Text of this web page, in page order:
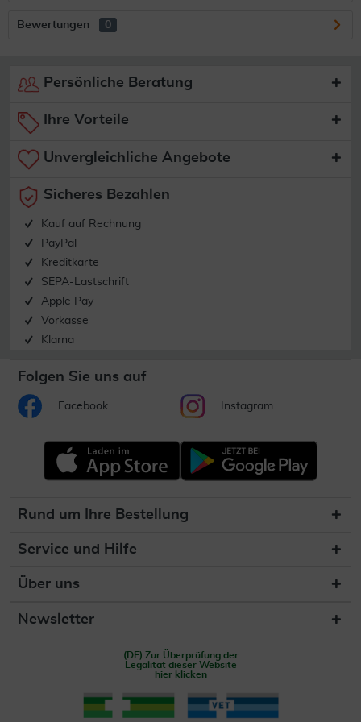
Bewertungen 0
Persönliche Beratung
Ihre Vorteile
Unvergleichliche Angebote
Sicheres Bezahlen
Kauf auf Rechnung
PayPal
Kreditkarte
SEPA-Lastschrift
Apple Pay
Vorkasse
Klarna
Folgen Sie uns auf
Facebook Instagram
Rund um Ihre Bestellung
Service und Hilfe
Über uns
Newsletter
(DE) Zur Überprüfung der
Legalität dieser Website
hier klicken